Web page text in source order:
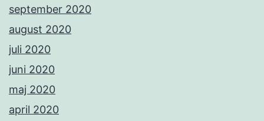
september 2020
august 2020
juli 2020
juni 2020
maj 2020
april 2020